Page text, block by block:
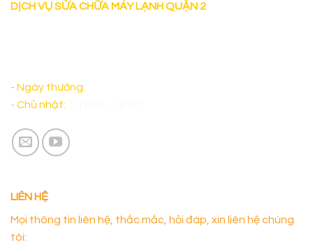
DỊCH VỤ SỬA CHỮA MÁY LẠNH QUẬN 2
- Ngày thường:
- Chủ nhật:
LIÊN HỆ
Mọi thông tin liên hệ, thắc mắc, hỏi đáp, xin liên hệ chúng
tôi: